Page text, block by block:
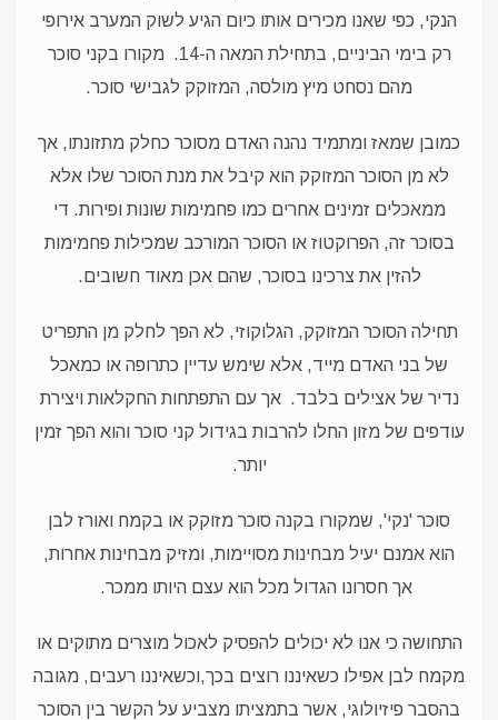
הנקי, כפי שאנו מכירים אותו כיום הגיע לשוק המערב אירופי
רק בימי הביניים, בתחילת המאה ה-14.
מקורו בקני סוכר
מהם נסחט מיץ מולסה, המזוקק לגבישי סוכר.
כמובן שמאז ומתמיד נהנה האדם מסוכר כחלק מתזונתו, אך
לא מן הסוכר המזוקק הוא קיבל את מנת הסוכר שלו אלא
ממאכלים זמינים אחרים כמו פחמימות שונות ופירות. די
בסוכר זה, הפרוקטוז או הסוכר המורכב שמכילות פחמימות
להזין את צרכינו בסוכר, שהם אכן מאוד חשובים.
תחילה הסוכר המזוקק, הגלוקוזי, לא הפך לחלק מן התפריט
של בני האדם מייד, אלא שימש עדיין כתרופה או כמאכל
נדיר של אצילים בלבד. אך עם התפתחות החקלאות ויצירת
עודפים של מזון החלו להרבות בגידול קני סוכר והוא הפך זמין
יותר.
סוכר 'נקי', שמקורו בקנה סוכר מזוקק או בקמח ואורז לבן
הוא אמנם יעיל מבחינות מסויימות, ומזיק מבחינות אחרות,
אך חסרונו הגדול מכל הוא עצם היותו ממכר.
התחושה כי אנו לא יכולים להפסיק לאכול מוצרים מתוקים או
מקמח לבן אפילו כשאיננו רוצים בכך,וכשאיננו רעבים, מגובה
בהסבר פיזיולוגי, אשר בתמציתו מצביע על הקשר בין הסוכר